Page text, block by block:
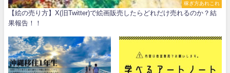
稼ぎ方あれこれ
【絵の売り方】X(旧Twitter)で絵画販売したらどれだけ売れるのか？結
果報告！！